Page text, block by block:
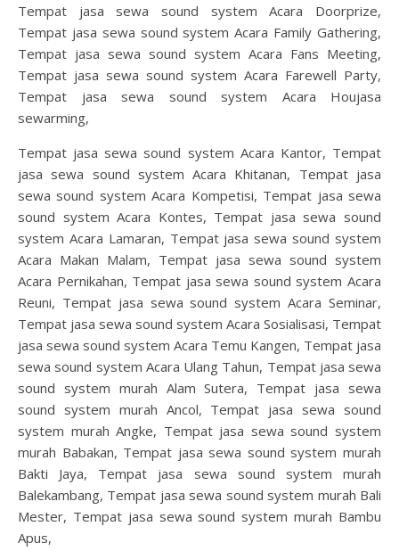
Tempat jasa sewa sound system Acara Doorprize,
Tempat jasa sewa sound system Acara Family Gathering,
Tempat jasa sewa sound system Acara Fans Meeting,
Tempat jasa sewa sound system Acara Farewell Party,
Tempat jasa sewa sound system Acara Houjasa
sewarming,
Tempat jasa sewa sound system Acara Kantor, Tempat
jasa sewa sound system Acara Khitanan, Tempat jasa
sewa sound system Acara Kompetisi, Tempat jasa sewa
sound system Acara Kontes, Tempat jasa sewa sound
system Acara Lamaran, Tempat jasa sewa sound system
Acara Makan Malam, Tempat jasa sewa sound system
Acara Pernikahan, Tempat jasa sewa sound system Acara
Reuni, Tempat jasa sewa sound system Acara Seminar,
Tempat jasa sewa sound system Acara Sosialisasi, Tempat
jasa sewa sound system Acara Temu Kangen, Tempat jasa
sewa sound system Acara Ulang Tahun, Tempat jasa sewa
sound system murah Alam Sutera, Tempat jasa sewa
sound system murah Ancol, Tempat jasa sewa sound
system murah Angke, Tempat jasa sewa sound system
murah Babakan, Tempat jasa sewa sound system murah
Bakti Jaya, Tempat jasa sewa sound system murah
Balekambang, Tempat jasa sewa sound system murah Bali
Mester, Tempat jasa sewa sound system murah Bambu
Apus,